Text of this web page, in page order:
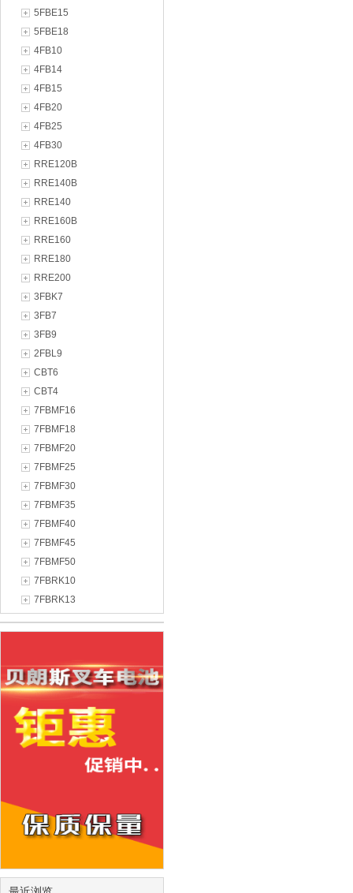
5FBE15
5FBE18
4FB10
4FB14
4FB15
4FB20
4FB25
4FB30
RRE120B
RRE140B
RRE140
RRE160B
RRE160
RRE180
RRE200
3FBK7
3FB7
3FB9
2FBL9
CBT6
CBT4
7FBMF16
7FBMF18
7FBMF20
7FBMF25
7FBMF30
7FBMF35
7FBMF40
7FBMF45
7FBMF50
7FBRK10
7FBRK13